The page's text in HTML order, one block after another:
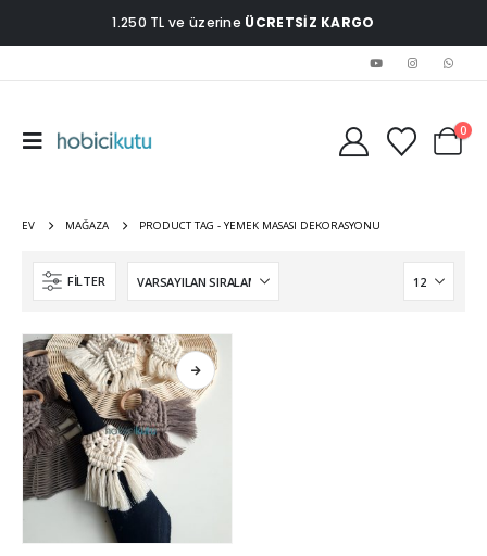
1.250 TL ve üzerine ÜCRETSİZ KARGO
0
EV MAĞAZA PRODUCT TAG - YEMEK MASASI DEKORASYONU
FILTER